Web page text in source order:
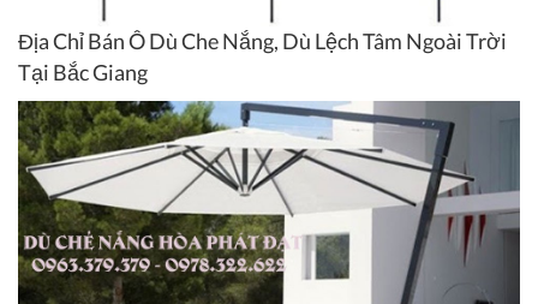
Địa Chỉ Bán Ô Dù Che Nắng, Dù Lệch Tâm Ngoài Trời
Tại Bắc Giang